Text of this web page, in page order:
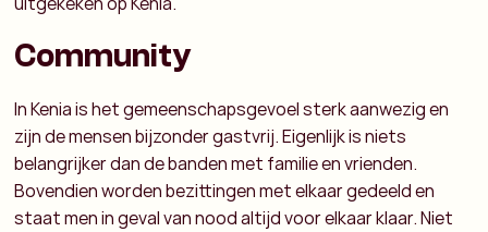
Community
In Kenia is het gemeenschapsgevoel sterk aanwezig en
zijn de mensen bijzonder gastvrij. Eigenlijk is niets
belangrijker dan de banden met familie en vrienden.
Bovendien worden bezittingen met elkaar gedeeld en
staat men in geval van nood altijd voor elkaar klaar. Niet